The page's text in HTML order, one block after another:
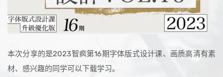
本次分享的是2023智疯第16期字体版式设计课、画质高清有素
材、感兴趣的同学可以下载学习。